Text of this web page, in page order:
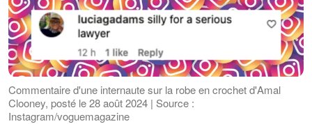
Commentaire d'une internaute sur la robe en crochet d'Amal
Clooney, posté le 28 août 2024 | Source :
Instagram/voguemagazine